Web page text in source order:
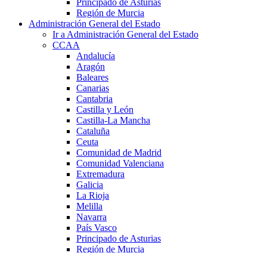
Región de Murcia
Administración General del Estado
Ir a Administración General del Estado
CCAA
Andalucía
Aragón
Baleares
Canarias
Cantabria
Castilla y León
Castilla-La Mancha
Cataluña
Ceuta
Comunidad de Madrid
Comunidad Valenciana
Extremadura
Galicia
La Rioja
Melilla
Navarra
País Vasco
Principado de Asturias
Región de Murcia